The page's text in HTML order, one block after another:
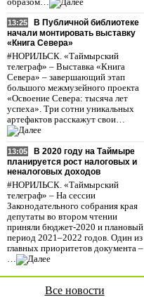
13:25
В Публичной библиотеке
начали монтировать выставку
«Книга Севера»
#НОРИЛЬСК. «Таймырский
телеграф» – Выставка «Книга
Севера» – завершающий этап
большого межмузейного проекта
«Освоение Севера: тысяча лет
успеха». Три сотни уникальных
артефактов расскажут свои…
13:05
В 2020 году на Таймыре
планируется рост налоговых и
неналоговых доходов
#НОРИЛЬСК. «Таймырский
телеграф» – На сессии
Законодательного собрания края
депутаты во втором чтении
приняли бюджет-2020 и плановый
период 2021–2022 годов. Один из
главных приоритетов документа –
…
Все новости